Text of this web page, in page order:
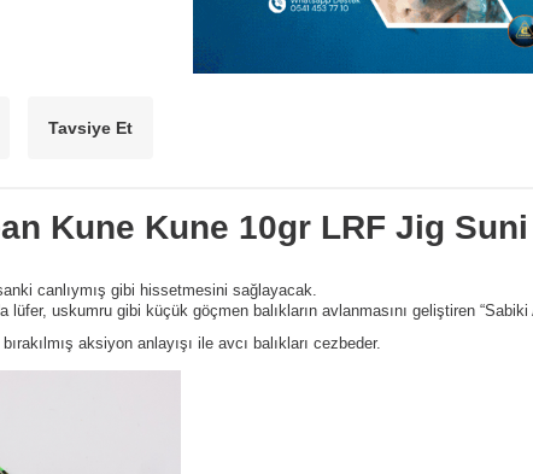
Tavsiye Et
Kune Kune 10gr LRF Jig Suni
canlıymış gibi hissetmesini sağlayacak.
uskumru gibi küçük göçmen balıkların avlanmasını geliştiren “Sabiki
aksiyon anlayışı ile avcı balıkları cezbeder.